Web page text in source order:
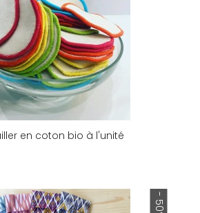
en coton bio à l'unité
- 50%